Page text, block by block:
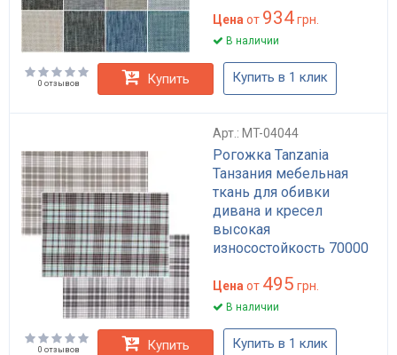
плотная
Цена от 934грн.
В наличии
0 отзывов Купить Купить в 1 клик
Арт.: MT-04044
Рогожка Tanzania
Танзания мебельная
ткань для обивки
дивана и кресел
высокая
износостойкость 70000
клетка плотность 320 г/
м2
Цена от 495 грн.
В наличии
0 отзывов Купить Купить в 1 клик